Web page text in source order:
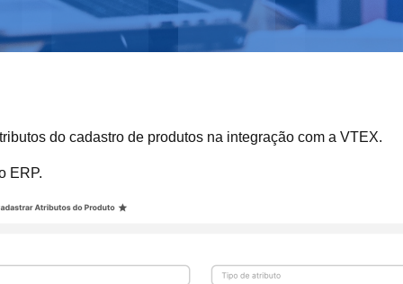
do cadastro de produtos na integração com a VTEX.
ERP.